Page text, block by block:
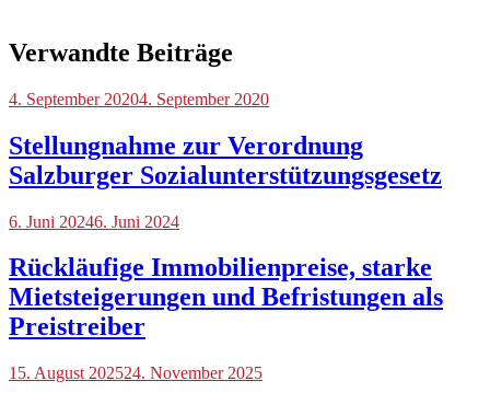
Verwandte Beiträge
Blog
4. September 20204. September 2020
Stellungnahme zur Verordnung
Salzburger Sozialunterstützungsgesetz
Blog
6. Juni 20246. Juni 2024
Rückläufige Immobilienpreise, starke
Mietsteigerungen und Befristungen als
Preistreiber
Blog,
15. August 202524. November 2025